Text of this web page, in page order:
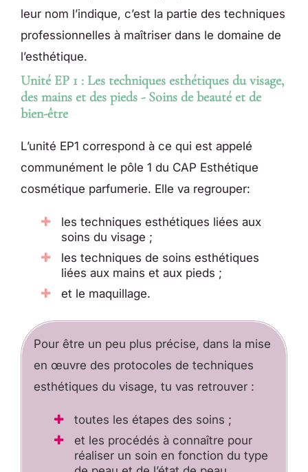
leur nom l’indique, c’est la partie des techniques
professionnelles à maîtriser dans le domaine de
l’esthétique.
Unité EP 1 : Les techniques esthétiques du visage,
des mains et des pieds - Soins de beauté et de
bien-être
L’unité EP1 correspond à ce qui est appelé
communément le pôle 1 du CAP Esthétique
cosmétique parfumerie. Elle va regrouper:
les techniques esthétiques liées aux
soins du visage ;
les techniques de soins esthétiques
liées aux mains et aux pieds ;
et le maquillage.
Pour être un peu plus précise, dans la mise
en œuvre des protocoles de techniques
esthétiques du visage, tu vas retrouver :
toutes les étapes des soins ;
et les procédés à connaître pour
réaliser un soin en fonction du type